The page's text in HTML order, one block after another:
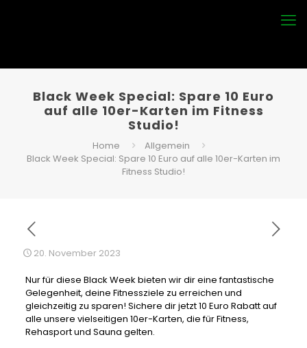
Black Week Special: Spare 10 Euro
auf alle 10er-Karten im Fitness
Studio!
Home
Allgemein
Black Week Special: Spare 10 Euro auf alle 10er-Karten im
Fitness Studio!
20. November 2023
Nur für diese Black Week bieten wir dir eine fantastische
Gelegenheit, deine Fitnessziele zu erreichen und
gleichzeitig zu sparen! Sichere dir jetzt 10 Euro Rabatt auf
alle unsere vielseitigen 10er-Karten, die für Fitness,
Rehasport und Sauna gelten.